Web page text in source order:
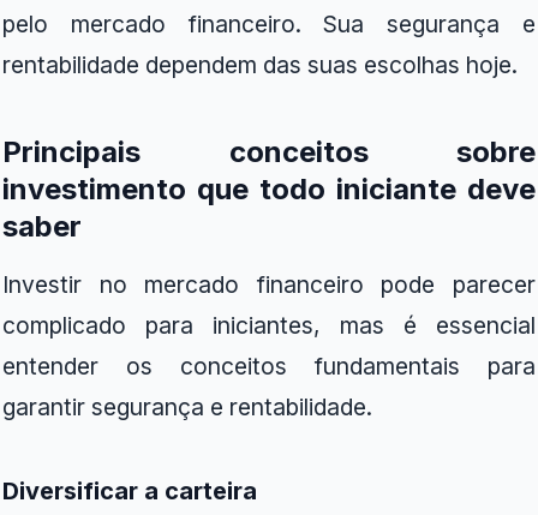
pelo mercado financeiro. Sua segurança e
rentabilidade dependem das suas escolhas hoje.
Principais conceitos sobre
investimento que todo iniciante deve
saber
Investir no mercado financeiro pode parecer
complicado para iniciantes, mas é essencial
entender os conceitos fundamentais para
garantir segurança e rentabilidade.
Diversificar a carteira